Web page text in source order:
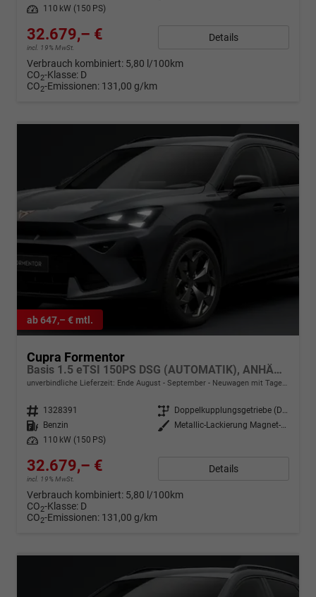
Leistung
110 kW (150 PS)
32.679,– €
incl. 19% MwSt.
Details
Verbrauch kombiniert: 5,80 l/100km
CO2-Klasse: D
CO2-Emissionen: 131,00 g/km
ab 647,– € mtl.
Cupra Formentor
Basis 1.5 eTSI 150PS DSG (AUTOMATIK), ANHÄNGERKUPPLUNG, KESSY, ALARM, RÜCKFAHRKAMERA, ELEKTR. HECKKLAPPE, 18" Alu, Sitzheizung, M-Lederlenkrad beheizt, 3-Zonen-Climatronic, Parksensoren vorne/hinten, ACC-Tempomat, Digitales Cockpit 10", Radio 12,9"+Full-Link
unverbindliche Lieferzeit: Ende August - September Neuwagen mit Tageszulassung
Fahrzeugnr. 1328391 Getriebe
Doppelkupplungsgetriebe (DSG)
Kraftstoff
Benzin Außenfarbe
Metallic-Lackierung Magnet-Tech-Grau
Leistung
110 kW (150 PS)
32.679,– €
incl. 19% MwSt.
Details
Verbrauch kombiniert: 5,80 l/100km
CO2-Klasse: D
CO2-Emissionen: 131,00 g/km